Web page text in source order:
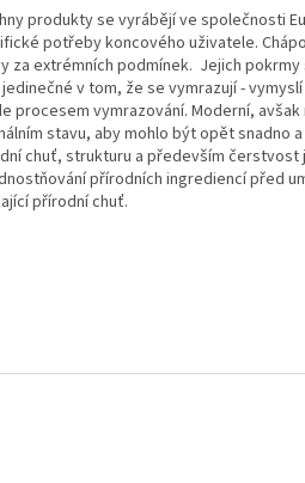
produkty se vyrábějí ve společnosti
potřeby koncového uživatele.
za extrémních podmínek. Jejich
v tom, že se vymrazují -
procesem vymrazování. Moderní,
stavu, aby mohlo být opět snadno
chuť, strukturu a především čerstvost
přírodních ingrediencí před
přírodní chuť.